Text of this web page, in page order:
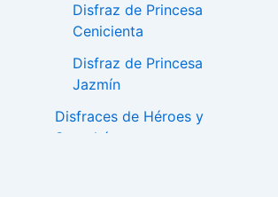
Disfraz de Princesa
Cenicienta
Disfraz de Princesa
Jazmín
Disfraces de Héroes y
Superhéroes